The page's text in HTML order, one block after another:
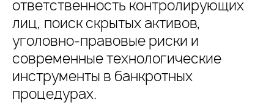
ответственность контролирующих
лиц, поиск скрытых активов,
уголовно-правовые риски и
современные технологические
инструменты в банкротных
процедурах.